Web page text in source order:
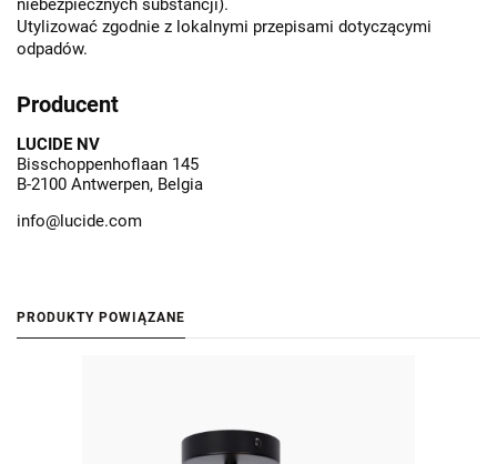
niebezpiecznych substancji).
Utylizować zgodnie z lokalnymi przepisami dotyczącymi
odpadów.
Producent
LUCIDE NV
Bisschoppenhoflaan 145
B-2100 Antwerpen, Belgia
info@lucide.com
PRODUKTY POWIĄZANE